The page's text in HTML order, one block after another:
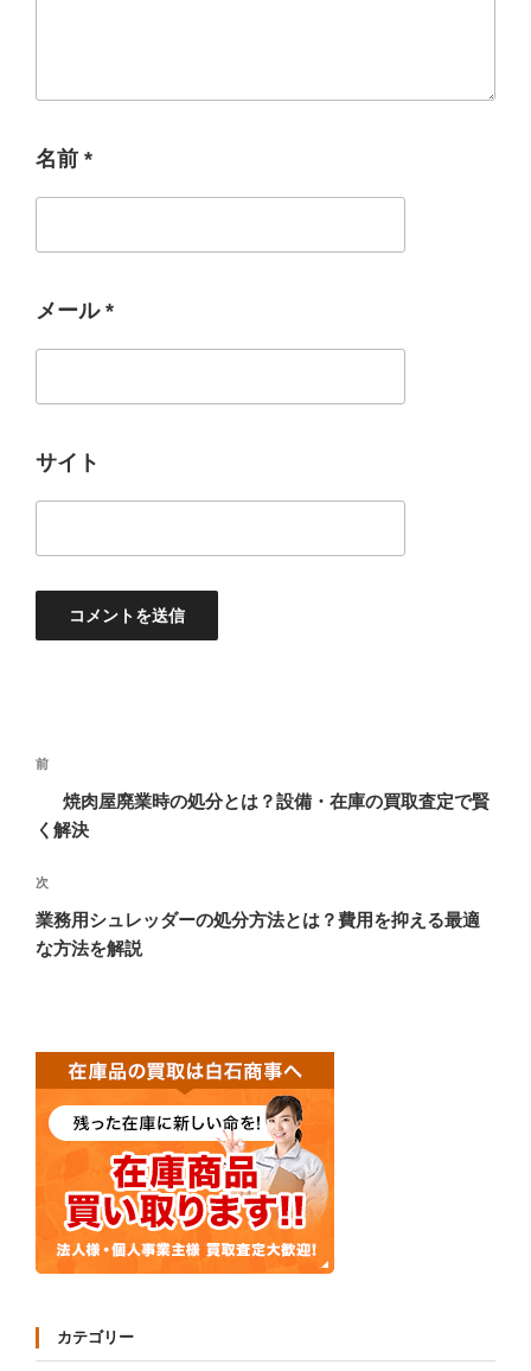
名前 *
メール *
サイト
ナ
ー
シ
過
の
稿
前
焼肉屋廃業時の処分とは？設備・在庫の買取査定で賢
く解決
次
の
投
次
業務用シュレッダーの処分方法とは？費用を抑える最適
な方法を解説
カテゴリー